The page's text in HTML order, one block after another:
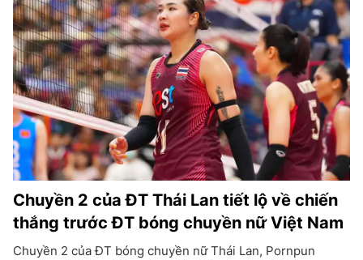
Chuyền 2 của ĐT Thái Lan tiết lộ về chiến
thắng trước ĐT bóng chuyền nữ Việt Nam
Chuyền 2 của ĐT bóng chuyền nữ Thái Lan, Pornpun